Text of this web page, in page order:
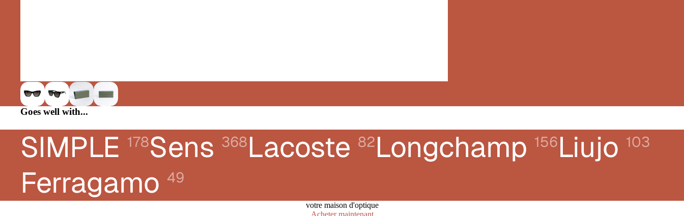
FRED
GUCCI
KARL LAGERFELD JEANS
LANVIN
LONGCHAMP
MONTBLANC
Goes well with...
SIMPLE 178Sens 368Lacoste 82Longchamp 156Liujo 103
Ferragamo 49
votre maison d'optique
Acheter maintenant